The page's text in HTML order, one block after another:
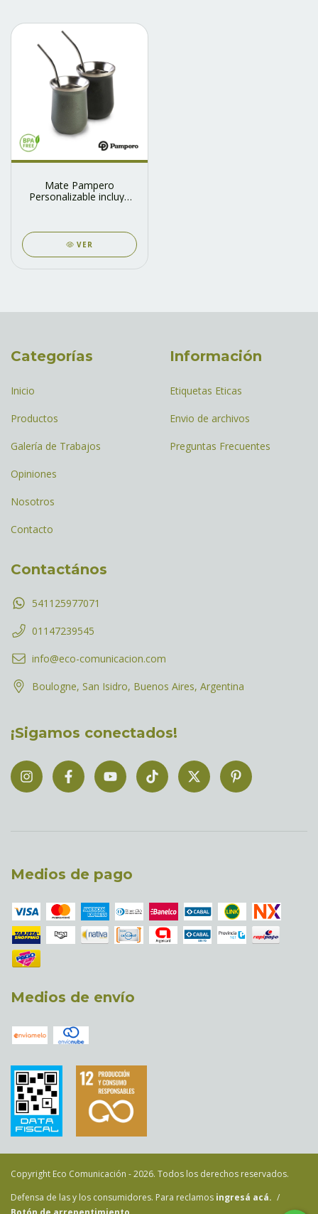
Mate Pampero
Personalizable incluye
VER
Categorías
Inicio
Productos
Galería de Trabajos
Opiniones
Nosotros
Contacto
Información
Etiquetas Eticas
Envio de archivos
Preguntas Frecuentes
Contactános
541125977071
01147239545
info@eco-comunicacion.com
Boulogne, San Isidro, Buenos Aires, Argentina
¡Sigamos conectados!
Medios de pago
Medios de envío
Copyright Eco Comunicación - 2026. Todos los derechos reservados.
Defensa de las y los consumidores. Para reclamos ingresá acá. /